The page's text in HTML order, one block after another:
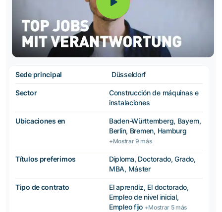
Sede principal Düsseldorf
Sector
Construcción de máquinas e
instalaciones
Ubicaciones en
Baden-Württemberg, Bayern,
Berlin, Bremen, Hamburg
+Mostrar 9 más
Títulos preferimos
Diploma, Doctorado, Grado,
MBA, Máster
Tipo de contrato
El aprendiz, El doctorado,
Empleo de nivel inicial,
Empleo fijo +Mostrar 5 más